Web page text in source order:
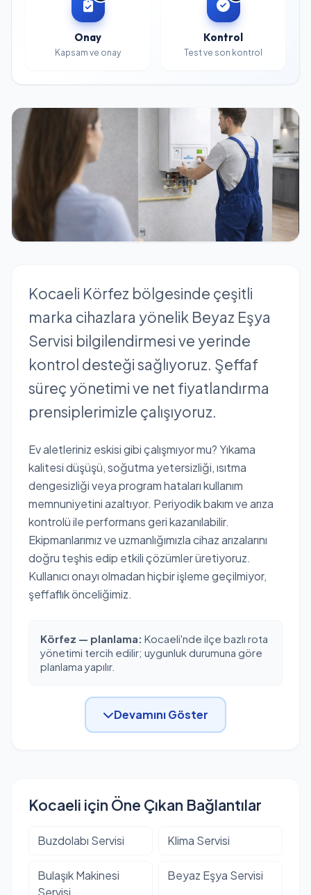
Onay
Kapsam ve onay
Kontrol
Test ve son kontrol
Kocaeli Körfez bölgesinde çeşitli
marka cihazlara yönelik Beyaz Eşya
Servisi bilgilendirmesi ve yerinde
kontrol desteği sağlıyoruz. Şeffaf
süreç yönetimi ve net fiyatlandırma
prensiplerimizle çalışıyoruz.
Ev aletleriniz eskisi gibi çalışmıyor mu? Yıkama
kalitesi düşüşü, soğutma yetersizliği, ısıtma
dengesizliği veya program hataları kullanım
memnuniyetini azaltıyor. Periyodik bakım ve arıza
kontrolü ile performans geri kazanılabilir.
Ekipmanlarımız ve uzmanlığımızla cihaz arızalarını
doğru teşhis edip etkili çözümler üretiyoruz.
Kullanıcı onayı olmadan hiçbir işleme geçilmiyor,
şeffaflık önceliğimiz.
Körfez — planlama: Kocaeli'nde ilçe bazlı rota
yönetimi tercih edilir; uygunluk durumuna göre
planlama yapılır.
Devamını Göster
Kocaeli için Öne Çıkan Bağlantılar
Buzdolabı Servisi Klima Servisi
Bulaşık Makinesi
Servisi
Beyaz Eşya Servisi